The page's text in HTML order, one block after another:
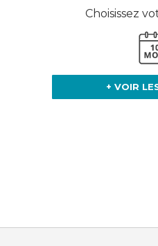
Choisissez
+ VOIR